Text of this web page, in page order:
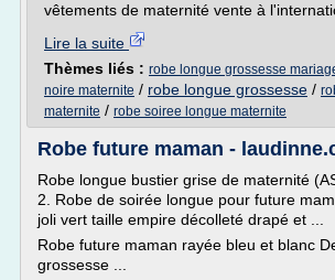
vêtements de maternité vente à
Lire la suite
Thèmes liés : robe longue grossesse
noire maternite / robe longue grossesse /
maternite / robe soiree longue maternite
Robe future maman -
Robe longue bustier grise de maternité
2. Robe de soirée longue pour future
joli vert taille empire décolleté drapé et ...
Robe future maman rayée bleu et blanc
grossesse ...